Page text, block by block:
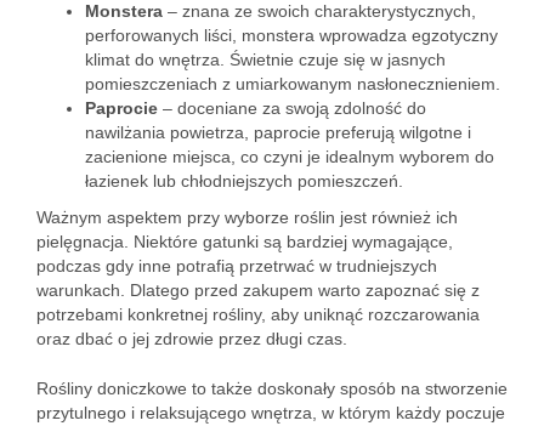
Monstera – znana ze swoich charakterystycznych,
perforowanych liści, monstera wprowadza egzotyczny
klimat do wnętrza. Świetnie czuje się w jasnych
pomieszczeniach z umiarkowanym nasłonecznieniem.
Paprocie – doceniane za swoją zdolność do
nawilżania powietrza, paprocie preferują wilgotne i
zacienione miejsca, co czyni je idealnym wyborem do
łazienek lub chłodniejszych pomieszczeń.
Ważnym aspektem przy wyborze roślin jest również ich
pielęgnacja. Niektóre gatunki są bardziej wymagające,
podczas gdy inne potrafią przetrwać w trudniejszych
warunkach. Dlatego przed zakupem warto zapoznać się z
potrzebami konkretnej rośliny, aby uniknąć rozczarowania
oraz dbać o jej zdrowie przez długi czas.
Rośliny doniczkowe to także doskonały sposób na stworzenie
przytulnego i relaksującego wnętrza, w którym każdy poczuje